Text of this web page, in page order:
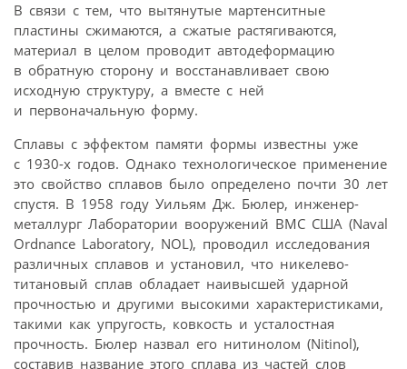
В связи с тем, что вытянутые мартенситные
пластины сжимаются, а сжатые растягиваются,
материал в целом проводит автодеформацию
в обратную сторону и восстанавливает свою
исходную структуру, а вместе с ней
и первоначальную форму.
Сплавы с эффектом памяти формы известны уже
с 1930-х годов. Однако технологическое применение
это свойство сплавов было определено почти 30 лет
спустя. В 1958 году Уильям Дж. Бюлер, инженер-
металлург Лаборатории вооружений ВМС США (Naval
Ordnance Laboratory, NOL), проводил исследования
различных сплавов и установил, что никелево-
титановый сплав обладает наивысшей ударной
прочностью и другими высокими характеристиками,
такими как упругость, ковкость и усталостная
прочность. Бюлер назвал его нитинолом (Nitinol),
составив название этого сплава из частей слов